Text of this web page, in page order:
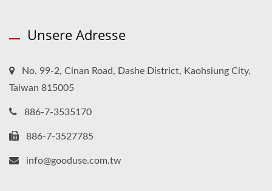
Unsere Adresse
No. 99-2, Cinan Road, Dashe District, Kaohsiung City,
Taiwan 815005
886-7-3535170
886-7-3527785
info@gooduse.com.tw